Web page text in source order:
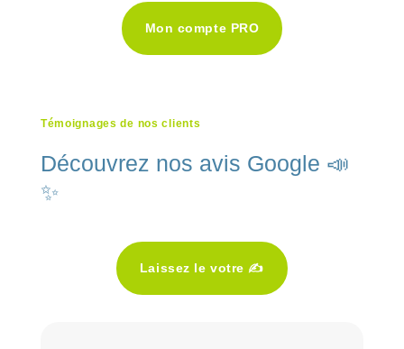
Mon compte PRO
Témoignages de nos clients
Découvrez nos avis Google 📣
✨
Laissez le votre ✍️